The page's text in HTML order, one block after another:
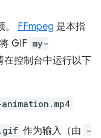
。 FFmpeg 是本指
GIF my-
在控制台中运行以下
作为输入（由 -